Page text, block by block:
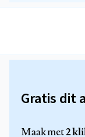
Gratis dit
Maak met2